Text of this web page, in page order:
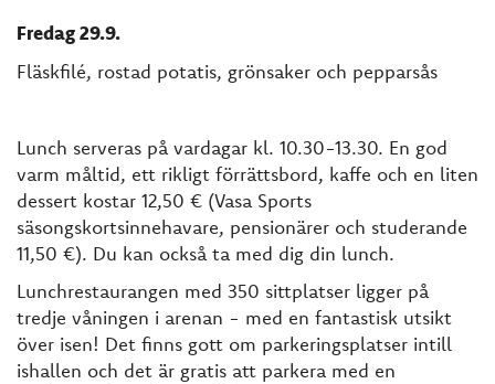
Fredag 29.9.
Fläskfilé, rostad potatis, grönsaker och pepparsås
Lunch serveras på vardagar kl. 10.30-13.30. En god
varm måltid, ett rikligt förrättsbord, kaffe och en liten
dessert kostar 12,50 € (Vasa Sports
säsongskortsinnehavare, pensionärer och studerande
11,50 €). Du kan också ta med dig din lunch.
Lunchrestaurangen med 350 sittplatser ligger på
tredje våningen i arenan - med en fantastisk utsikt
över isen! Det finns gott om parkeringsplatser intill
ishallen och det är gratis att parkera med en